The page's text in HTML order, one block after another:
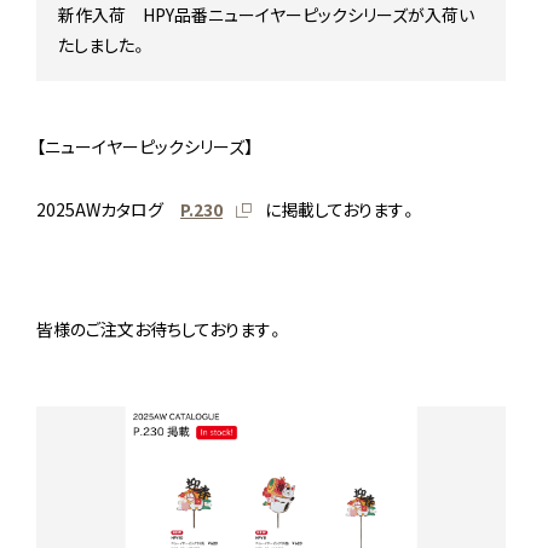
新作入荷 HPY品番ニューイヤーピックシリーズが入荷い
たしました。
【ニューイヤーピックシリーズ】
2025AWカタログ P.230 に掲載しております。
皆様のご注文お待ちしております。